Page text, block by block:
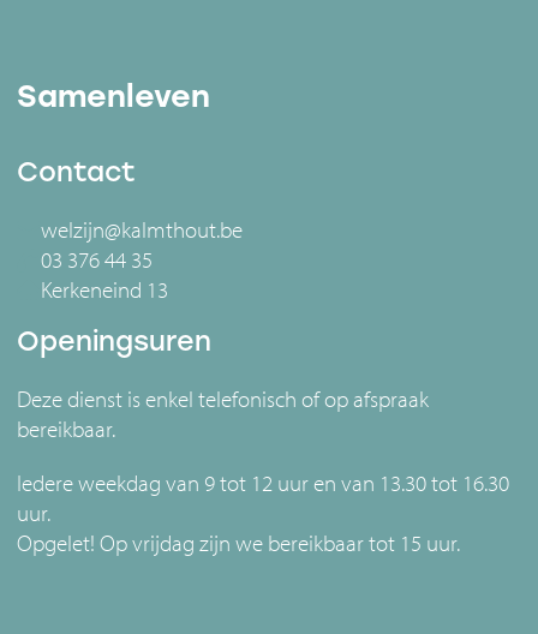
Samenleven
Contact
welzijn@kalmthout.be
03 376 44 35
Kerkeneind 13
Openingsuren
Deze dienst is enkel telefonisch of op afspraak
bereikbaar.
Iedere weekdag van 9 tot 12 uur en van 13.30 tot 16.30
uur.
Opgelet! Op vrijdag zijn we bereikbaar tot 15 uur.